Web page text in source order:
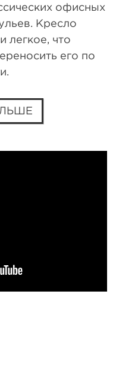
офисных
Кресло
легкое, что
его по